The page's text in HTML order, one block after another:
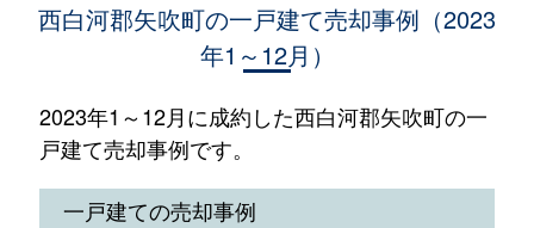
西白河郡矢吹町の一戸建て売却事例（2023
年1～12月）
2023年1～12月に成約した西白河郡矢吹町の一
戸建て売却事例です。
一戸建ての売却事例